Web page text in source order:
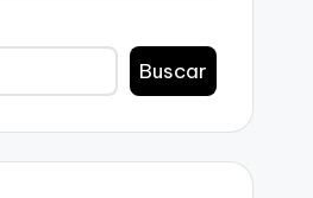
Buscar